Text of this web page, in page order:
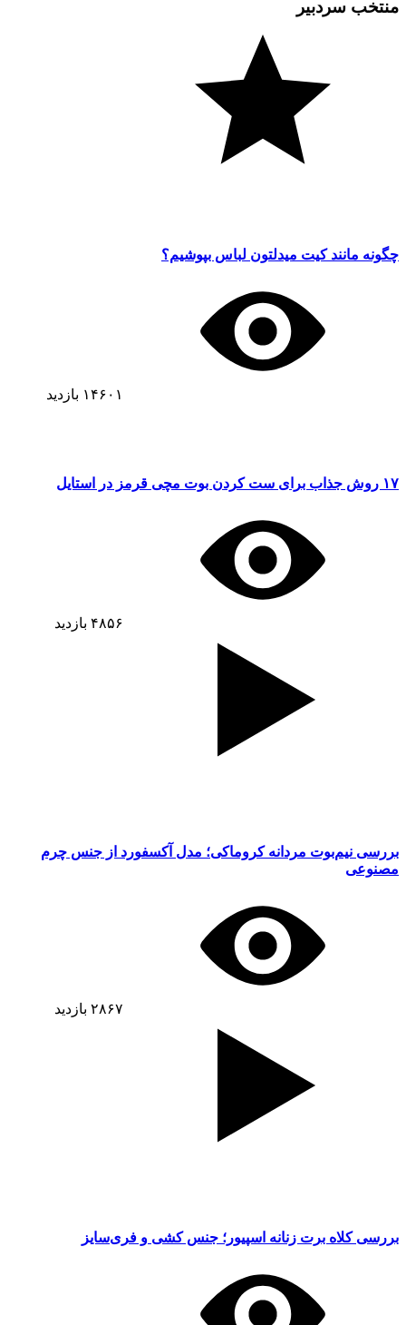
منتخب سردبیر
چگونه مانند کیت میدلتون لباس بپوشیم؟
۱۴۶۰۱ بازدید
۱۷ روش جذاب برای ست کردن بوت مچی قرمز در استایل
۴۸۵۶ بازدید
بررسی نیم‌بوت مردانه کروماکی؛ مدل آکسفورد از جنس چرم
مصنوعی
۲۸۶۷ بازدید
بررسی کلاه برت زنانه اسپیور؛ جنس کشی و فری‌سایز